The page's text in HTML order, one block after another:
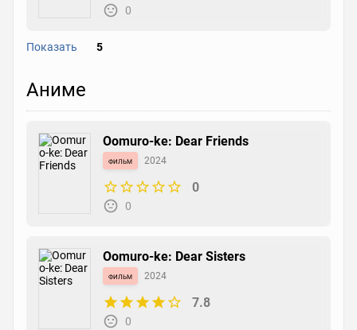
0
Показать 5
0
Persona 4 Dengeki Comic Anthology
манга
0
Persona 3: Dengeki Comic Anthology
манга
Аниме
Oomuro-ke: Dear Friends
фильм 2024
0
0
Oomuro-ke: Dear Sisters
фильм 2024
7.8
0